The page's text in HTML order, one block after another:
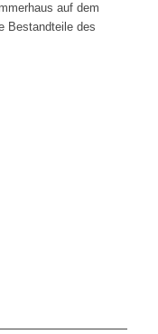
auf dem
Bestandteile des